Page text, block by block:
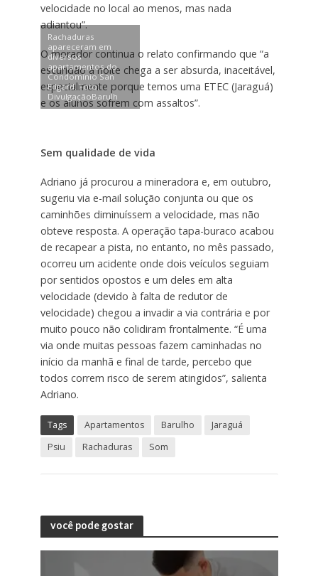
velocidade no local ao menos, mas nada
adiantou”.
O morador continua o relato confirmando que “a
escuridão à noite chega a ser absurda, inaceitável,
especialmente porque temos uma ETEC (Jaraguá)
e os alunos sofrem com assaltos”.
Rachaduras
apareceram em
diversos
apartamentos do
Condomínio San
Edgard. Foto:
DivulgaçãoBarulh
Sem qualidade de vida
Adriano já procurou a mineradora e, em outubro,
sugeriu via e-mail solução conjunta ou que os
caminhões diminuíssem a velocidade, mas não
obteve resposta. A operação tapa-buraco acabou
de recapear a pista, no entanto, no mês passado,
ocorreu um acidente onde dois veículos seguiam
por sentidos opostos e um deles em alta
velocidade (devido à falta de redutor de
velocidade) chegou a invadir a via contrária e por
muito pouco não colidiram frontalmente. “É uma
via onde muitas pessoas fazem caminhadas no
início da manhã e final de tarde, percebo que
todos correm risco de serem atingidos”, salienta
Adriano.
Tags Apartamentos Barulho
Jaraguá
Psiu
Rachaduras Som
você pode gostar